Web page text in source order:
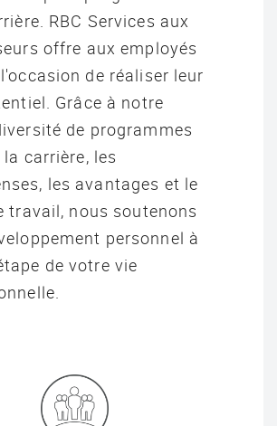
RBC Services aux
offre aux employés
de réaliser leur
Grâce à notre
de programmes
carrière, les
les avantages et le
travail, nous soutenons
personnel à
de votre vie